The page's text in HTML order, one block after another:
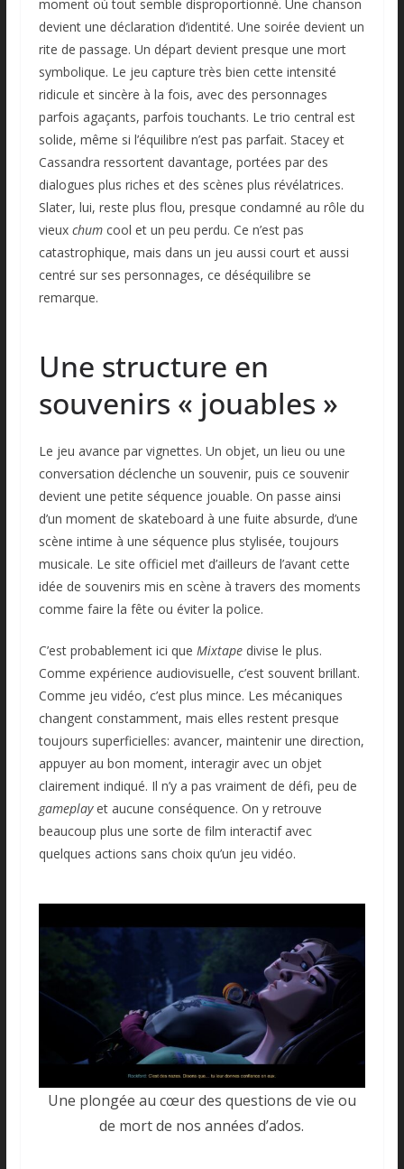
moment où tout semble disproportionné. Une chanson
devient une déclaration d’identité. Une soirée devient un
rite de passage. Un départ devient presque une mort
symbolique. Le jeu capture très bien cette intensité
ridicule et sincère à la fois, avec des personnages
parfois agaçants, parfois touchants. Le trio central est
solide, même si l’équilibre n’est pas parfait. Stacey et
Cassandra ressortent davantage, portées par des
dialogues plus riches et des scènes plus révélatrices.
Slater, lui, reste plus flou, presque condamné au rôle du
vieux chumcool et un peu perdu. Ce n’est pas
catastrophique, mais dans un jeu aussi court et aussi
centré sur ses personnages, ce déséquilibre se
remarque.
Une structure en
souvenirs « jouables »
Le jeu avance par vignettes. Un objet, un lieu ou une
conversation déclenche un souvenir, puis ce souvenir
devient une petite séquence jouable. On passe ainsi
d’un moment de skateboard à une fuite absurde, d’une
scène intime à une séquence plus stylisée, toujours
musicale. Le site officiel met d’ailleurs de l’avant cette
idée de souvenirs mis en scène à travers des moments
comme faire la fête ou éviter la police.
C’est probablement ici que Mixtapedivise le plus.
Comme expérience audiovisuelle, c’est souvent brillant.
Comme jeu vidéo, c’est plus mince. Les mécaniques
changent constamment, mais elles restent presque
toujours superficielles: avancer, maintenir une direction,
appuyer au bon moment, interagir avec un objet
clairement indiqué. Il n’y a pas vraiment de défi, peu de
gameplayet aucune conséquence. On y retrouve
beaucoup plus une sorte de film interactif avec
quelques actions sans choix qu’un jeu vidéo.
Une plongée au cœur des questions de vie ou
de mort de nos années d’ados.